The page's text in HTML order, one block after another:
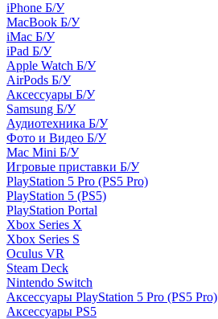
iPhone Б/У
MacBook Б/У
iMac Б/У
iPad Б/У
Apple Watch Б/У
AirPods Б/У
Аксессуары Б/У
Samsung Б/У
Аудиотехника Б/У
Фото и Видео Б/У
Mac Mini Б/У
Игровые приставки Б/У
PlayStation 5 Pro (PS5 Pro)
PlayStation 5 (PS5)
PlayStation Portal
Xbox Series X
Xbox Series S
Oculus VR
Steam Deck
Nintendo Switch
Аксессуары PlayStation 5 Pro (PS5 Pro)
Аксессуары PS5